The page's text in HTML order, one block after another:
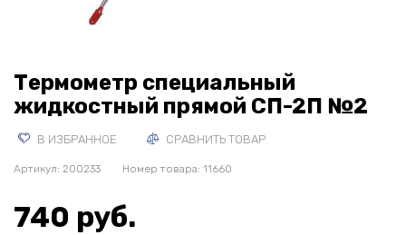
Термометр специальный
жидкостный прямой СП-2П №2
В ИЗБРАННОЕ СРАВНИТЬ ТОВАР
Артикул: 200233 Номер товара: 11660
740 руб.